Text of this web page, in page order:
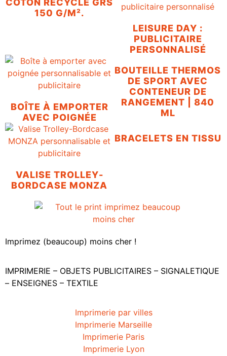
150 G/M².
LEISURE DAY :
PUBLICITAIRE
PERSONNALISÉ
BOÎTE À EMPORTER
AVEC POIGNÉE
BOUTEILLE THERMOS
DE SPORT AVEC
CONTENEUR DE
RANGEMENT | 840
ML
VALISE TROLLEY-
BORDCASE MONZA
BRACELETS EN TISSU
Imprimez (beaucoup) moins cher !
IMPRIMERIE – OBJETS PUBLICITAIRES – SIGNALETIQUE
– ENSEIGNES – TEXTILE
Imprimerie par villes
Imprimerie Marseille
Imprimerie Paris
Imprimerie Lyon